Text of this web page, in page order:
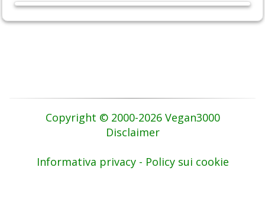
Copyright © 2000-2026 Vegan3000
Disclaimer
Informativa privacy - Policy sui cookie